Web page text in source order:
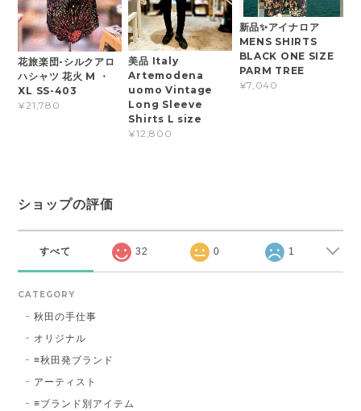
花旅楽団-シルクアロ
ハシャツ 花火 M ・
XL SS-403
¥21,780
美品 Italy
Artemodena
uomo Vintage
Long Sleeve
Shirts L size
¥12,800
新品✨アイナロア
MENS SHIRTS
BLACK ONE SIZE
PARM TREE
¥7,040
ショップの評価
すべて 32 0 1
CATEGORY
秋田の手仕事
オリジナル
≡秋田発ブランド
アーティスト
≡ブランド別アイテム